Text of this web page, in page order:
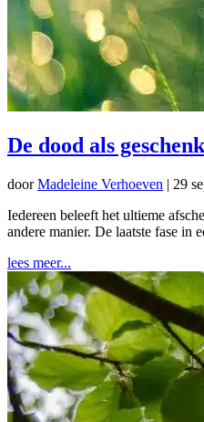
De dood als geschenk
doorMadeleine Verhoeven | 29
Iedereen beleeft het ultieme
andere manier. De laatste fase in
lees meer...